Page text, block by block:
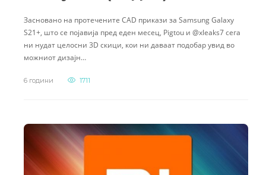
Засновано на протечените CAD прикази за Samsung Galaxy
S21+, што се појавија пред еден месец, Pigtou и @xleaks7 сега
ни нудат целосни 3D скици, кои ни даваат подобар увид во
можниот дизајн…
6 години 1711